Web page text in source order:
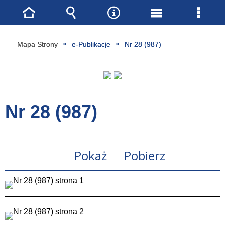
Mapa Strony e-Publikacje Nr 28 (987)
Nr 28 (987)
Pokaż Pobierz
Strona
główna
Wyszukiwarka
NarzędziaMenu
główne
Menu